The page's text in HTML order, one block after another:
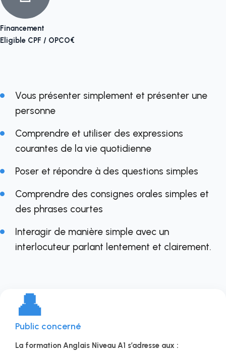
Financement
Eligible CPF / OPCO€
Vous présenter simplement et présenter une
personne
Comprendre et utiliser des expressions
courantes de la vie quotidienne
Poser et répondre à des questions simples
Comprendre des consignes orales simples et
des phrases courtes
Interagir de manière simple avec un
interlocuteur parlant lentement et clairement.
👤
Public concerné
La formation Anglais Niveau A1 s’adresse aux :